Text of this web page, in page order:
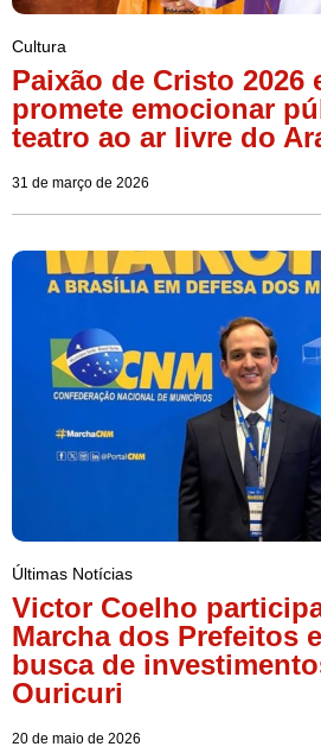
Cultura
Paixão de Cristo 2026
promete emocionar
teatro ao ar livre do
31 de março de 2026
Últimas Notícias
Victor Coelho
Marcha dos Prefeitos
busca de
Ouricuri
20 de maio de 2026